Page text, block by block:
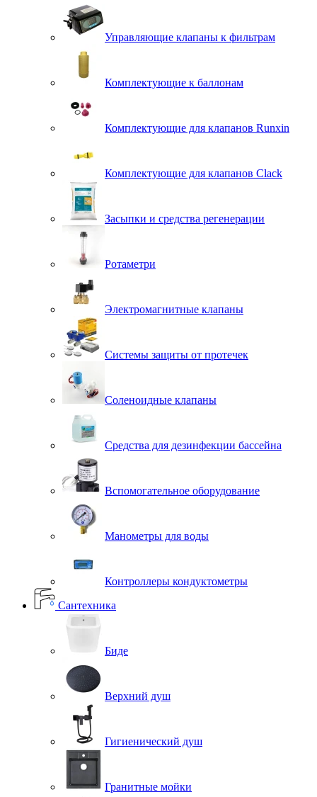
Управляющие клапаны к фильтрам
Комплектующие к баллонам
Комплектующие для клапанов Runxin
Комплектующие для клапанов Clack
Засыпки и средства регенерации
Ротаметри
Электромагнитные клапаны
Системы защиты от протечек
Соленоидные клапаны
Средства для дезинфекции бассейна
Вспомогательное оборудование
Манометры для воды
Контроллеры кондуктометры
Сантехника
Биде
Верхний душ
Гигиенический душ
Гранитные мойки